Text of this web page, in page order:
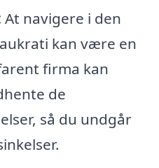
At navigere i den
kan være en
firma kan
de
så du undgår